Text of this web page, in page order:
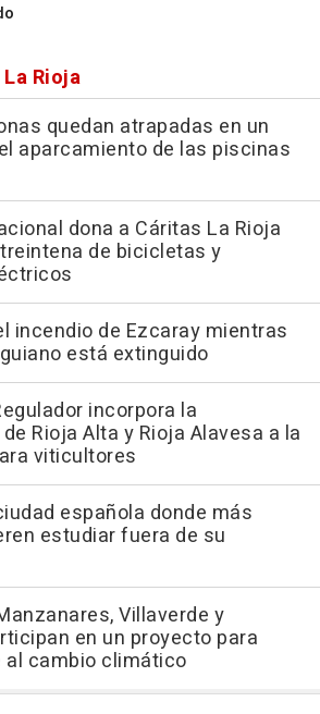
Rioja
quedan atrapadas en un
aparcamiento de las piscinas
dona a Cáritas La Rioja
de bicicletas y
incendio de Ezcaray mientras
está extinguido
incorpora la
Rioja Alta y Rioja Alavesa a la
viticultores
española donde más
estudiar fuera de su
Villaverde y
en un proyecto para
cambio climático